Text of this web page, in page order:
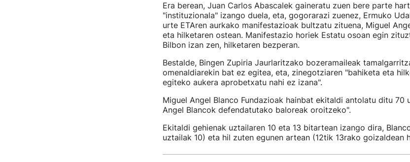
Era berean, Juan Carlos Abascalek gaineratu zuen bere parte
"instituzionala" izango duela, eta, gogorarazi zuenez, Ermuko
urte ETAren aurkako manifestazioak bultzatu zituena, Miguel
eta hilketaren ostean. Manifestazio horiek Estatu osoan egin
Bilbon izan zen, hilketaren bezperan.
Bestalde, Bingen Zupiria Jaurlaritzako bozeramaileak
omenaldiarekin bat ez egitea, eta, zinegotziaren "bahiketa eta
egiteko aukera aprobetxatu nahi ez izana".
Miguel Angel Blanco Fundazioak hainbat ekitaldi antolatu ditu 70
Angel Blancok defendatutako baloreak oroitzeko".
Ekitaldi gehienak uztailaren 10 eta 13 bitartean izango dira,
uztailak 10) eta hil zuten egunen artean (12tik 13rako goizaldean